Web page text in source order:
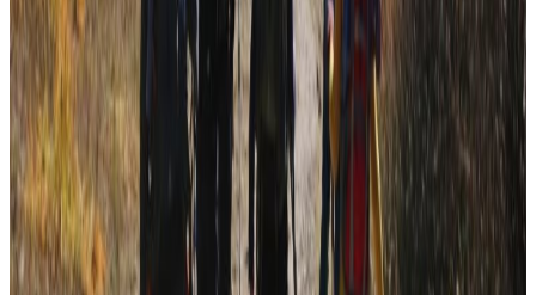
यस वेवसाइटमा प्रकाशित समाचार, विचार र लेखबारे तपाईंको कुनै
प्रतिक्रिया, गुनासो, सुझाव र सल्लाह छन् भने कृपया हामीलाई निम्न ईमेलमा
पठाउनुहोला । तपाईंको सहयोगले हामीलाई निष्पक्ष र तटस्थ पत्रकारिता गर्न
टेवा पुग्नेछ । सम्पर्क इमेल :
info@nepaltube.com.au
शेयर:
प्रतिक्रिया दिनुहोस